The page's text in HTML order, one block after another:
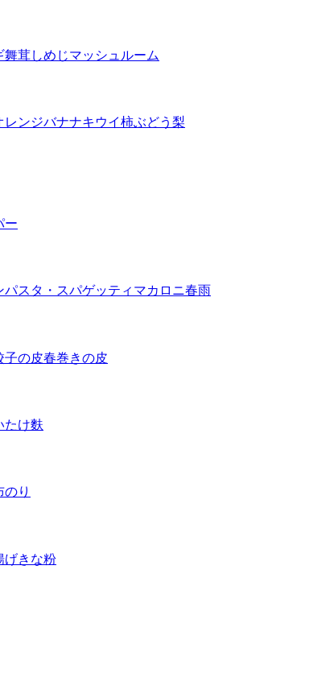
舞茸しめじマッシュルーム
レンジバナナキウイ柿ぶどう 梨
ー
パスタ・スパゲッティ マカロニ春雨
子の皮春巻きの皮
たけ麩
のり
げきな粉